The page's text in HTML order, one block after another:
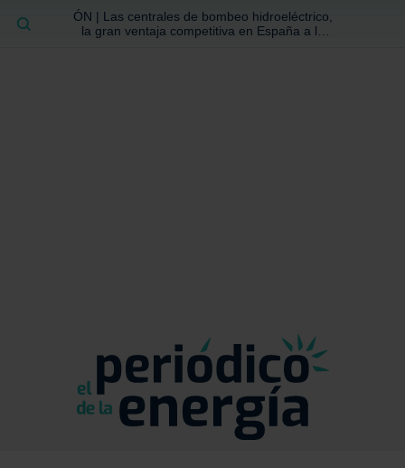
ÓN | Las centrales de bombeo hidroeléctrico,
la gran ventaja competitiva en España a la
BUSCAR